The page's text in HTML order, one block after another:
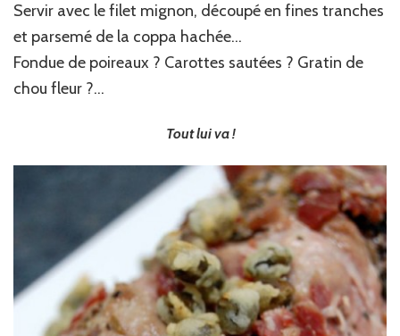
Servir avec le filet mignon, découpé en fines tranches
et parsemé de la coppa hachée…
Fondue de poireaux ? Carottes sautées ? Gratin de
chou fleur ?…
Tout lui va !